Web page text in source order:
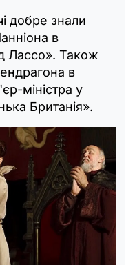
добре знали
в
Лассо». Також
в
міністра у
Британія».